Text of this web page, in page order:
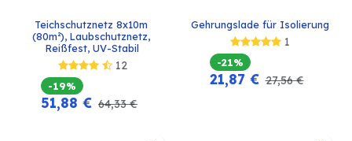
Teichschutznetz 8x10m
(80m²), Laubschutznetz,
Reißfest, UV-Stabil
12
-19%
51,88 € 64,33€
Gehrungslade für Isolierung
1
-21%
21,87€ 27,56€